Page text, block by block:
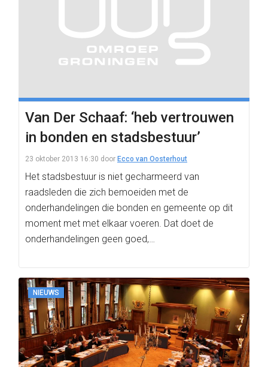
Van Der Schaaf: ‘heb vertrouwen
in bonden en stadsbestuur’
23 oktober 2013 16:30 door Ecco van Oosterhout
Het stadsbestuur is niet gecharmeerd van
raadsleden die zich bemoeiden met de
onderhandelingen die bonden en gemeente op dit
moment met met elkaar voeren. Dat doet de
onderhandelingen geen goed,…
NIEUWS